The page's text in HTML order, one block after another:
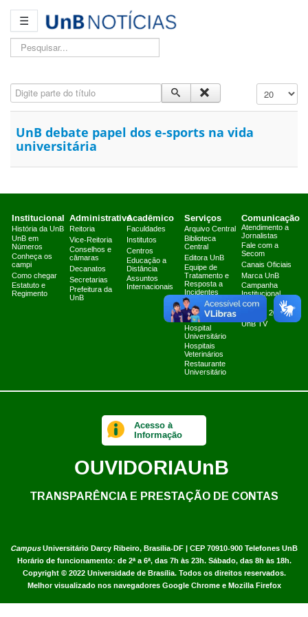
☰
Pesquisar...
Digite parte do título Exibir #
UnB debate papel dos e-sports na vida
universitária
Institucional
História da UnB
UnB em
Números
Conheça os
campi
Como chegar
Estatuto e
Regimento
Administrativo
Reitoria
Vice-Reitoria
Conselhos e
câmaras
Decanatos
Secretarias
Prefeitura da
UnB
Acadêmico
Faculdades
Institutos
Centros
Educação a
Distância
Assuntos
Internacionais
Serviços
Arquivo Central
Biblioteca
Central
Editora UnB
Equipe de
Tratamento e
Resposta a
Incidentes
Cibernéticos
Fazenda Água
Limpa
Hospital
Universitário
Hospitais
Veterinários
Restaurante
Universitário
Comunicação
Atendimento a
Jornalistas
Fale com a
Secom
Canais Oficiais
Marca UnB
Campanha
Institucional
2025
Planner 2024
UnB TV
CampusUniversitário Darcy Ribeiro, Brasília-DF | CEP 70910-900 Telefones UnB
Horário de funcionamento: de 2ª a 6ª, das 7h às 23h. Sábado, das 8h às 18h.
Copyright © 2022 Universidade de Brasília. Todos os direitos reservados.
Melhor visualizado nos navegadores Google Chrome e Mozilla Firefox
Acesso à
Informação
OUVIDORIAUnB
TRANSPARÊNCIA E PRESTAÇÃO DE CONTAS